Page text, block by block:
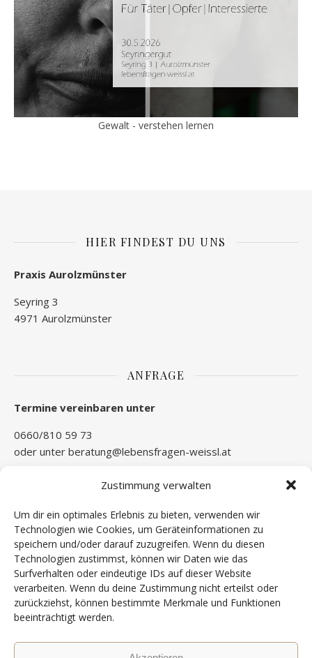
Zustimmung verwalten
Um dir ein optimales Erlebnis zu bieten, verwenden wir
Technologien wie Cookies, um Geräteinformationen zu
speichern und/oder darauf zuzugreifen. Wenn du diesen
Technologien zustimmst, können wir Daten wie das
Surfverhalten oder eindeutige IDs auf dieser Website
verarbeiten. Wenn du deine Zustimmung nicht erteilst oder
zurückziehst, können bestimmte Merkmale und Funktionen
beeinträchtigt werden.
Gewalt - verstehen lernen
HIER FINDEST DU UNS
Praxis Aurolzmünster
Seyring 3
4971 Aurolzmünster
ANFRAGE
Termine vereinbaren unter
0660/810 59 73
oder unter beratung@lebensfragen-weissl.at
Termine können bis 2 Kalendertage vorher, kostenlos storniert
werden.
NEWS